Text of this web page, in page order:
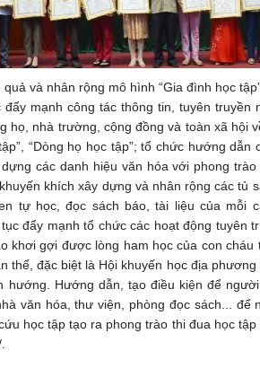
và nhân rộng mô hình “Gia đình học
mạnh công tác thông tin, tuyên truyền
họ, nhà trường, cộng đồng và toàn xã hội
“Dòng họ học tập”; tổ chức hướng dẫn
các danh hiệu văn hóa với phong
khích xây dựng và nhân rộng các tủ
tự học, đọc sách báo, tài liệu của mỗi
đẩy mạnh tổ chức các hoạt động tuyên
khơi gợi được lòng ham học của con
thể, đặc biệt là Hội khuyến học địa
hướng. Hướng dẫn, tạo điều kiện để
văn hóa, thư viện, phòng đọc sách... để
học tập tạo ra phong trào thi đua học